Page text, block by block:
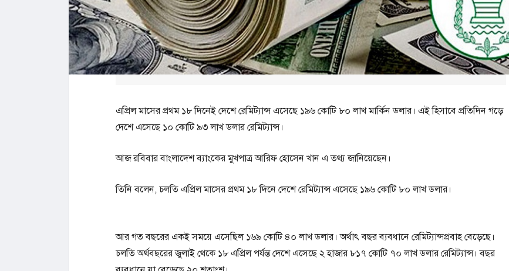
এপ্রিল মাসের প্রথম ১৮ দিনেই দেশে রেমিট্যান্স এসেছে ১৯৬ কোটি ৮০ লাখ মার্কিন ডলার। এই হিসাবে প্রতিদিন গড়ে
দেশে এসেছে ১০ কোটি ৯৩ লাখ ডলার রেমিট্যান্স।
আজ রবিবার বাংলাদেশ ব্যাংকের মুখপাত্র আরিফ হোসেন খান এ তথ্য জানিয়েছেন।
তিনি বলেন, চলতি এপ্রিল মাসের প্রথম ১৮ দিনে দেশে রেমিট্যান্স এসেছে ১৯৬ কোটি ৮০ লাখ ডলার।
আর গত বছরের একই সময়ে এসেছিল ১৬৯ কোটি ৪০ লাখ ডলার। অর্থাৎ বছর ব্যবধানে রেমিট্যান্সপ্রবাহ বেড়েছে।
চলতি অর্থবছরের জুলাই থেকে ১৮ এপ্রিল পর্যন্ত দেশে এসেছে ২ হাজার ৮১৭ কোটি ৭০ লাখ ডলার রেমিট্যান্স। বছর